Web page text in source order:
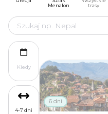
Menalon
trasy
Kiedy
4-7 dni
6 dni